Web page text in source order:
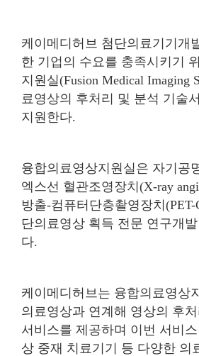
케이메디허브 첨단의료기기개
한 기업의 수요를 충족시키기
지원실(Fusion Medical Imaging
료영상의 후처리 및 분석 기술
지원한다.
융합의료영상지원실은 자기공
엑스선 혈관조영장치(X-ray
방출-컴퓨터단층촬영장치
단의료영상 획득 전문 연구개발
다.
케이메디허브는 융합의료영상
의료영상과 연계해 영상의 후
서비스를 제공하며 이번 서비
상 중재 치료기기 등 다양한 의